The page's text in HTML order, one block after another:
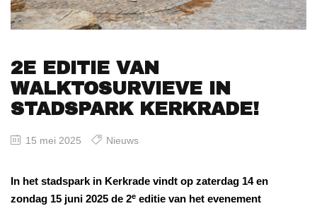
2E EDITIE VAN
WALKTOSURVIEVE IN
STADSPARK KERKRADE!
15 mei 2025 Nieuws
In het stadspark in Kerkrade vindt op zaterdag 14 en
zondag 15 juni 2025 de 2e editie van het evenement